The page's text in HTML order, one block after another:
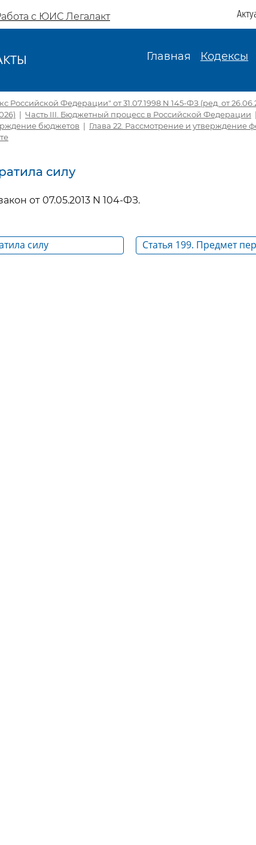
с ЮИС Легалакт
Главная Кодексы
Российской Федерации" от 31.07.1998 N 145-ФЗ (ред. от
| Часть III. Бюджетный процесс в Российской Федерации |
бюджетов | Глава 22. Рассмотрение и утверждение
силу
от 07.05.2013 N 104-ФЗ.
силу
Статья 199. Предмет
финансовый год и